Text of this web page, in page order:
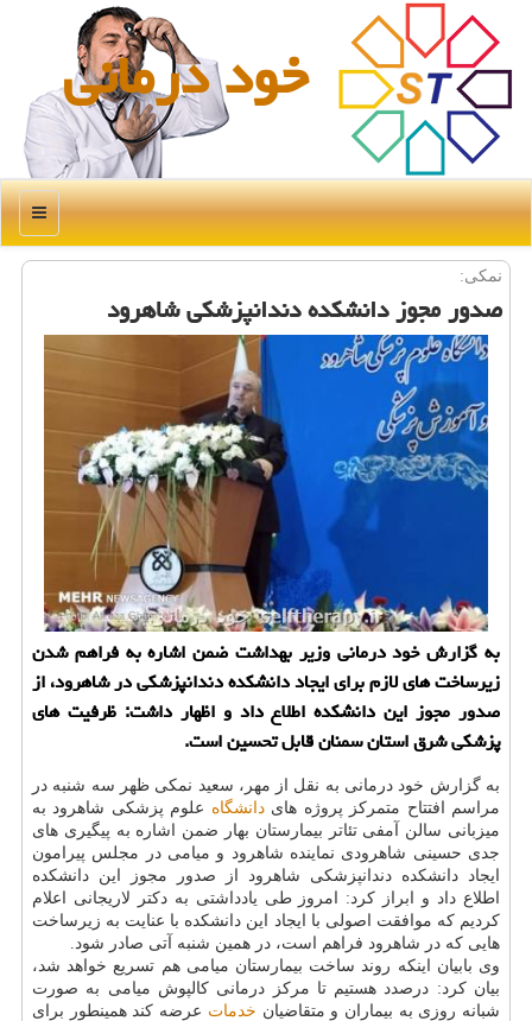
خود درمانی
منو
نمكی:
صدور مجوز دانشكده دندانپزشكی شاهرود
به گزارش خود درمانی وزیر بهداشت ضمن اشاره به فراهم شدن
زیرساخت های لازم برای ایجاد دانشكده دندانپزشكی در شاهرود، از
صدور مجوز این دانشكده اطلاع داد و اظهار داشت: ظرفیت های
پزشكی شرق استان سمنان قابل تحسین است.
به گزارش خود درمانی به نقل از مهر، سعید نمكی ظهر سه شنبه در
مراسم افتتاح متمركز پروژه هایدانشگاه علوم پزشكی شاهرود به
میزبانی سالن آمفی تئاتر بیمارستان بهار ضمن اشاره به پیگیری های
جدی حسینی شاهرودی نماینده شاهرود و میامی در مجلس پیرامون
ایجاد دانشكده دندانپزشكی شاهرود از صدور مجوز این دانشكده
اطلاع داد و ابراز كرد: امروز طی یادداشتی به دكتر لاریجانی اعلام
كردیم كه موافقت اصولی با ایجاد این دانشكده با عنایت به زیرساخت
هایی كه در شاهرود فراهم است، در همین شنبه آتی صادر شود.
وی بابیان اینكه روند ساخت بیمارستان میامی هم تسریع خواهد شد،
بیان كرد: درصدد هستیم تا مركز درمانی كالپوش میامی به صورت
شبانه روزی به بیماران و متقاضیان خدمات عرضه كند همینطور برای